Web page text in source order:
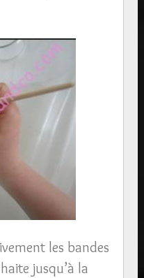
les bandes
jusqu’à la